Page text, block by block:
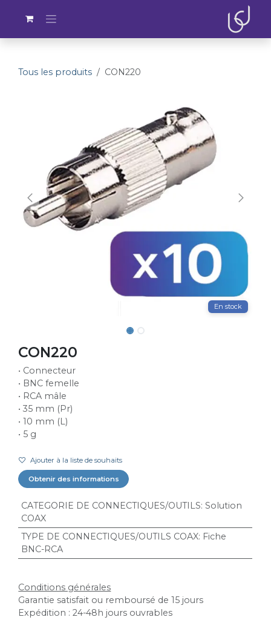
Tous les produits CON220
En stock
CON220
• Connecteur
• BNC femelle
• RCA mâle
• 35 mm (Pr)
• 10 mm (L)
• 5 g
Ajouter à la liste de souhaits
Obtenir des informations
CATEGORIE DE CONNECTIQUES/OUTILS: Solution
COAX
TYPE DE CONNECTIQUES/OUTILS COAX: Fiche
BNC-RCA
Conditions générales
Garantie satisfait ou remboursé de 15 jours
Expédition : 24-48h jours ouvrables